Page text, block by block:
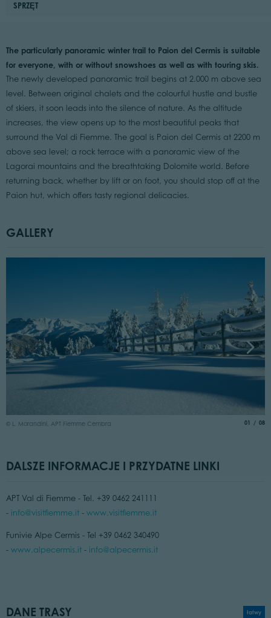
SPRZĘT
The particularly panoramic winter trail to Paion del Cermis is suitable
for everyone, with or without snowshoes as well as with touring skis.
The newly developed panoramic trail begins at 2.000 m above sea
level. Between original chalets and the colourful hustle and bustle
of skiers, it soon leads into the silence of nature. As the altitude
increases, the view opens up to the most beautiful peaks that
surround the Val di Fiemme. The goal is Paion del Cermis at 2200 m
above sea level; a rock terrace with a panoramic view of the
Lagorai mountains and the breathtaking Dolomite world. Before
returning back, whether by lift or on foot, you should stop off at the
Paion hut, which offers tasty regional delicacies.
GALLERY
© L. Morandini, APT Fiemme Cembra 01 of
08
DALSZE INFORMACJE I PRZYDATNE LINKI
APT Val di Fiemme - Tel. +39 0462 241111
- info@visitfiemme.it- www.visitfiemme.it
Funivie Alpe Cermis - Tel +39 0462 340490
- www.alpecermis.it- info@alpecermis.it
DANE TRASY łatwy